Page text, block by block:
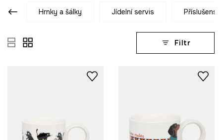
hrnky a šálky jídelní servis
Filtr